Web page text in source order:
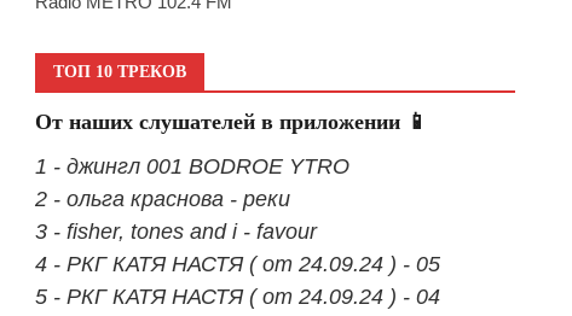
ТОП 10 ТРЕКОВ
От наших слушателей в приложении 📱
1 - джингл 001 BODROE YTRO
2 - ольга краснова - реки
3 - fisher, tones and i - favour
4 - РКГ КАТЯ НАСТЯ ( от 24.09.24 ) - 05
5 - РКГ КАТЯ НАСТЯ ( от 24.09.24 ) - 04